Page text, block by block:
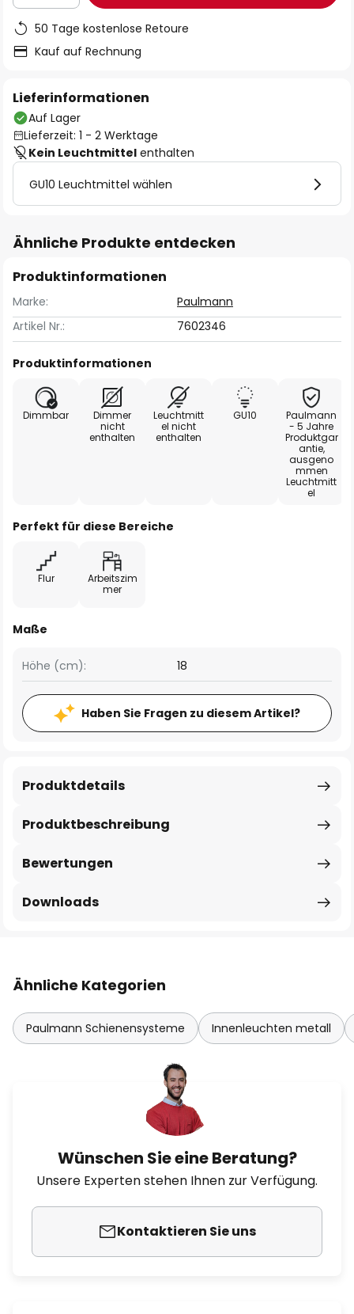
50 Tage kostenlose Retoure
Kauf auf Rechnung
Lieferinformationen
Auf Lager
Lieferzeit: 1 - 2 Werktage
Kein Leuchtmittel enthalten
GU10 Leuchtmittel wählen
Ähnliche Produkte entdecken
Produktinformationen
Marke:
Paulmann
Artikel Nr.:
7602346
Produktinformationen
Dimmbar
Dimmer
nicht
enthalten
Leuchtmitt
el nicht
enthalten
GU10
Paulmann
- 5 Jahre
Produktgar
antie,
ausgeno
mmen
Leuchtmitt
el
Perfekt für diese Bereiche
Flur
Arbeitszim
mer
Maße
Höhe (cm): 18
Haben Sie Fragen zu diesem Artikel?
Produktbeschreibung
Produktdetails
Bewertungen
Downloads
Ähnliche Kategorien
Paulmann Schienensysteme Innenleuchten metall
Wünschen Sie eine Beratung?
Unsere Experten stehen Ihnen zur Verfügung.
Kontaktieren Sie uns